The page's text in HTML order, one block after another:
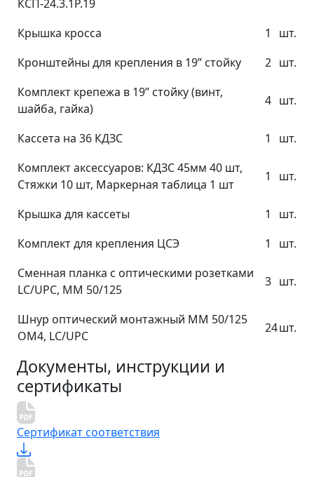
КСП-24.3.1Р.19
Крышка кросса 1
шт.
Кронштейны для крепления в 19” стойку
2 шт.
Комплект крепежа в 19” стойку (винт,
шайба, гайка)
4 шт.
Кассета на 36 КДЗС 1
шт.
Комплект аксессуаров: КДЗС 45мм 40 шт,
Стяжки 10 шт, Маркерная таблица 1 шт
1 шт.
Крышка для кассеты 1
шт.
Комплект для крепления ЦСЭ
1
шт.
Сменная планка с оптическими розетками
LC/UPC, MM 50/125
3 шт.
Шнур оптический монтажный MM 50/125
OM4, LC/UPC
24шт.
Документы, инструкции и
сертификаты
Сертификат соответствия